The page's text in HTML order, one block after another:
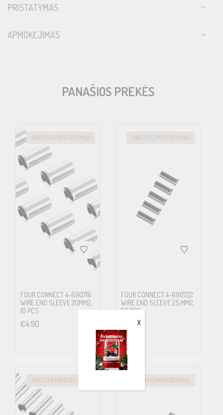
PRISTATYMAS
APMOKĖJIMAS
PANAŠIOS PREKĖS
GREITAS PRISTATYMAS
FOUR CONNECT 4-690716
WIRE END SLEEVE 20MM2,
10 PCS
€4.90
GREITAS PRISTATYMAS
FOUR CONNECT 4-690722
WIRE END SLEEVE 2.5 MM2,
50 PCS
7.90
GREITAS PRISTATYMAS GREITAS PRISTATYMAS
X